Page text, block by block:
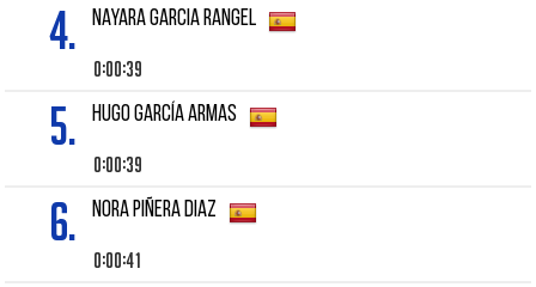
4. NAYARA GARCIA RANGEL
0:00:39
5. HUGO GARCÍA ARMAS
0:00:39
6. NORA PIÑERA DIAZ
0:00:41